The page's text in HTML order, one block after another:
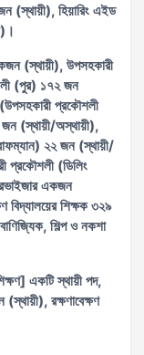
(স্থায়ী), হিয়ারিং এইড
(স্থায়ী), উপসহকারী
(পুর) ১৭২ জন
প্রকৌশলী
(স্থায়ী/অস্থায়ী),
২২ জন (স্থায়ী/
প্রকৌশলী (ডিলিং
একজন
বিদ্যালয়ের শিক্ষক ৩২৯
শিল্প ও নকশা
একটি স্থায়ী পদ,
রক্ষণাবেক্ষণ